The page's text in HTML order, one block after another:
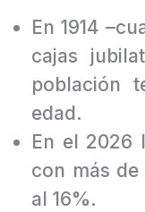
En 1914
cajas
población
edad.
En el 2026
con más de